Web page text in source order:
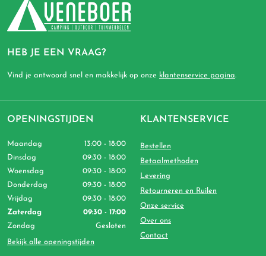
HEB JE EEN VRAAG?
Vind je antwoord snel en makkelijk op onze klantenservice pagina.
OPENINGSTIJDEN
Maandag
13:00 - 18:00
Dinsdag
09:30 - 18:00
Woensdag
09:30 - 18:00
Donderdag
09:30 - 18:00
Vrijdag
09:30 - 18:00
Zaterdag
09:30 - 17:00
Zondag
Gesloten
Bekijk alle openingstijden
KLANTENSERVICE
Bestellen
Betaalmethoden
Levering
Retourneren en Ruilen
Onze service
Over ons
Contact